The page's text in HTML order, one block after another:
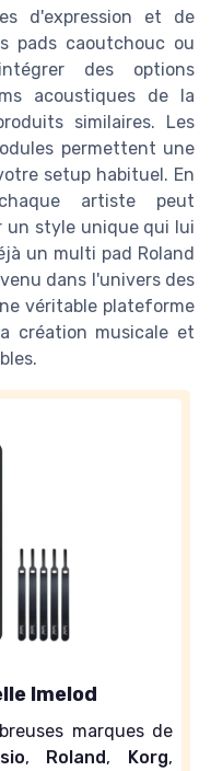
d'expression et de
pads caoutchouc ou
des options
acoustiques de la
similaires. Les
permettent une
setup habituel. En
artiste peut
un style unique qui lui
un multi pad Roland
dans l'univers des
véritable plateforme
création musicale et
Imelod
marques de
, Roland, Korg,